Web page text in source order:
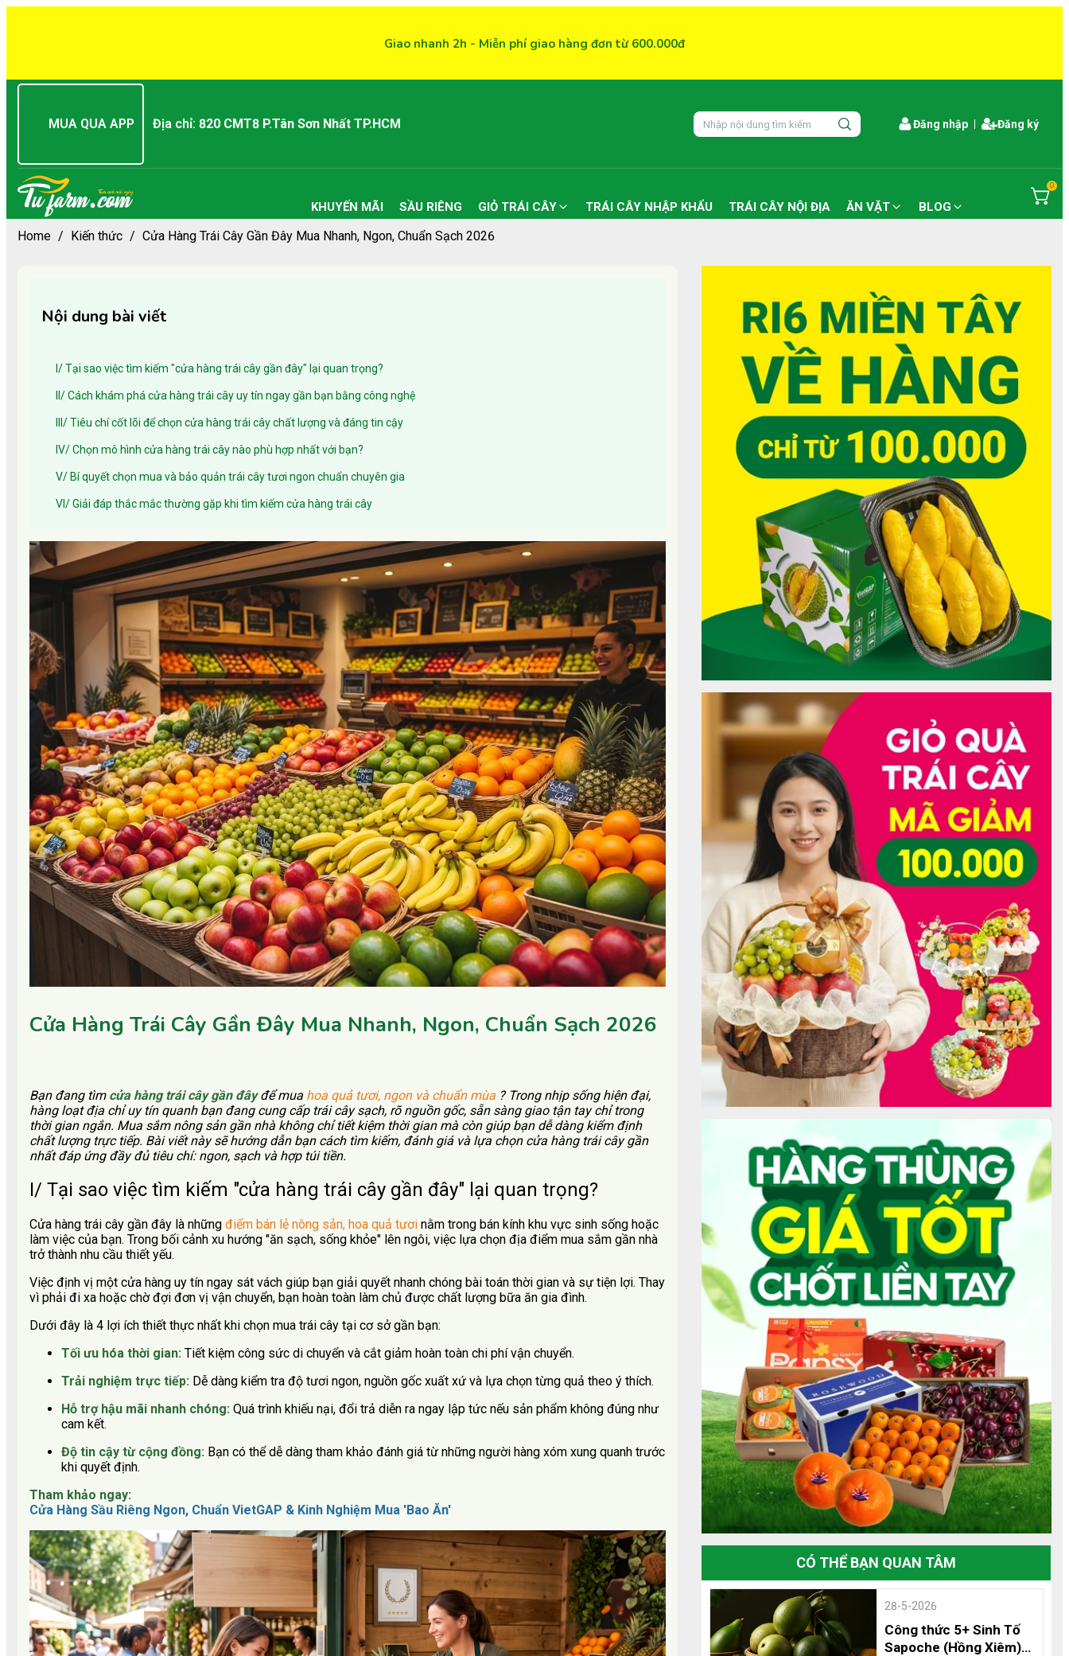
Giao nhanh 2h - Miễn phí giao hàng đơn từ 600.000đ
MUA QUA APP Địa chỉ: 820 CMT8 P.Tân Sơn Nhất TP.HCM Đăng nhập Đăng ký
KHUYẾN MÃI SẦU RIÊNG GIỎ TRÁI CÂY TRÁI CÂY NHẬP KHẨU TRÁI CÂY NỘI ĐỊA ĂN VẶT BLOG
0
Home / Kiến thức / Cửa Hàng Trái Cây Gần Đây Mua Nhanh, Ngon, Chuẩn Sạch 2026
CÓ THỂ BẠN QUAN TÂM
28-5-2026
Công thức 5+ Sinh Tố
Sapoche (Hồng Xiêm)
Nội dung bài viết
I/ Tại sao việc tìm kiếm "cửa hàng trái cây gần đây" lại quan trọng?
II/ Cách khám phá cửa hàng trái cây uy tín ngay gần bạn bằng công nghệ
III/ Tiêu chí cốt lõi để chọn cửa hàng trái cây chất lượng và đáng tin cậy
IV/ Chọn mô hình cửa hàng trái cây nào phù hợp nhất với bạn?
V/ Bí quyết chọn mua và bảo quản trái cây tươi ngon chuẩn chuyên gia
VI/ Giải đáp thắc mắc thường gặp khi tìm kiếm cửa hàng trái cây
Bạn đang tìm cửa hàng trái cây gần đâyđể mua hoa quả tươi, ngon và chuẩn mùa ? Trong nhịp sống hiện đại,
hàng loạt địa chỉ uy tín quanh bạn đang cung cấp trái cây sạch, rõ nguồn gốc, sẵn sàng giao tận tay chỉ trong
thời gian ngắn. Mua sắm nông sản gần nhà không chỉ tiết kiệm thời gian mà còn giúp bạn dễ dàng kiểm định
chất lượng trực tiếp. Bài viết này sẽ hướng dẫn bạn cách tìm kiếm, đánh giá và lựa chọn cửa hàng trái cây gần
nhất đáp ứng đầy đủ tiêu chí: ngon, sạch và hợp túi tiền.
I/ Tại sao việc tìm kiếm "cửa hàng trái cây gần đây" lại quan trọng?
Cửa hàng trái cây gần đây là những điểm bán lẻ nông sản, hoa quả tươi nằm trong bán kính khu vực sinh sống hoặc
làm việc của bạn. Trong bối cảnh xu hướng "ăn sạch, sống khỏe" lên ngôi, việc lựa chọn địa điểm mua sắm gần nhà
trở thành nhu cầu thiết yếu.
Việc định vị một cửa hàng uy tín ngay sát vách giúp bạn giải quyết nhanh chóng bài toán thời gian và sự tiện lợi. Thay
vì phải đi xa hoặc chờ đợi đơn vị vận chuyển, bạn hoàn toàn làm chủ được chất lượng bữa ăn gia đình.
Dưới đây là 4 lợi ích thiết thực nhất khi chọn mua trái cây tại cơ sở gần bạn:
Tối ưu hóa thời gian: Tiết kiệm công sức di chuyển và cắt giảm hoàn toàn chi phí vận chuyển.
Trải nghiệm trực tiếp: Dễ dàng kiểm tra độ tươi ngon, nguồn gốc xuất xứ và lựa chọn từng quả theo ý thích.
Hỗ trợ hậu mãi nhanh chóng: Quá trình khiếu nại, đổi trả diễn ra ngay lập tức nếu sản phẩm không đúng như
cam kết.
Độ tin cậy từ cộng đồng: Bạn có thể dễ dàng tham khảo đánh giá từ những người hàng xóm xung quanh trước
khi quyết định.
Tham khảo ngay:
Cửa Hàng Sầu Riêng Ngon, Chuẩn VietGAP & Kinh Nghiệm Mua 'Bao Ăn'
Cửa Hàng Trái Cây Gần Đây Mua Nhanh, Ngon, Chuẩn Sạch 2026